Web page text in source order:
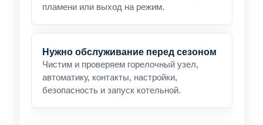
пламени или выход на режим.
Нужно обслуживание перед сезоном
Чистим и проверяем горелочный узел,
автоматику, контакты, настройки,
безопасность и запуск котельной.